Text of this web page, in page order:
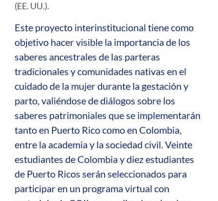
(EE. UU.).
Este proyecto interinstitucional tiene como
objetivo hacer visible la importancia de los
saberes ancestrales de las parteras
tradicionales y comunidades nativas en el
cuidado de la mujer durante la gestación y
parto, valiéndose de diálogos sobre los
saberes patrimoniales que se implementarán
tanto en Puerto Rico como en Colombia,
entre la academia y la sociedad civil. Veinte
estudiantes de Colombia y diez estudiantes
de Puerto Ricos serán seleccionados para
participar en un programa virtual con